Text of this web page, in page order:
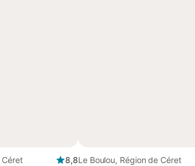
Céret
8,8Le Boulou, Région de Céret